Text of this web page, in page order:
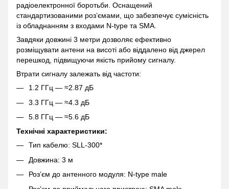
радіоелектронної боротьби. Оснащений
стандартизованими роз’ємами, що забезпечує сумісність
із обладнанням з входами N-type та SMA.
Завдяки довжині 3 метри дозволяє ефективно
розміщувати антени на висоті або віддалено від джерел
перешкод, підвищуючи якість прийому сигналу.
Втрати сигналу залежать від частоти:
1.2 ГГц — ≈2.87 дБ
3.3 ГГц — ≈4.3 дБ
5.8 ГГц — ≈5.6 дБ
Технічні характеристики:
Тип кабелю: SLL-300*
Довжина: 3 м
Роз’єм до антенного модуля: N-type male